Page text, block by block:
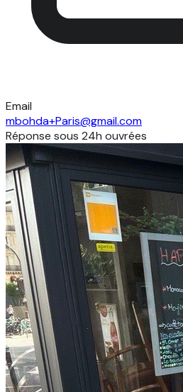
Email
mbohda+Paris@gmail.com
Réponse sous 24h ouvrées